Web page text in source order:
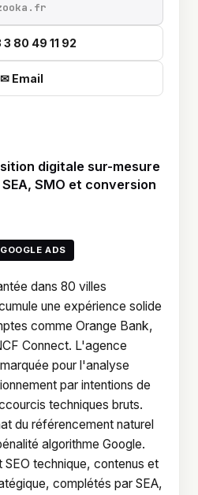
digitale sur-mesure
SEA, SMO et conversion
GOOGLE ADS
dans 80 villes
une expérience solide
comme Orange Bank,
Connect. L'agence
pour l'analyse
par intentions de
techniques bruts.
du référencement naturel
algorithme Google.
technique, contenus et
complétés par SEA,
3 80 49 11 92
✉ Email